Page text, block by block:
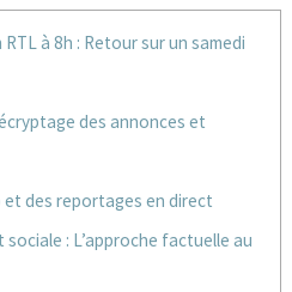
à 8h : Retour sur un samedi
des annonces et
des reportages en direct
: L’approche factuelle au